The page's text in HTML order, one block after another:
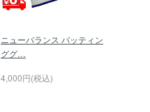
ニューバランス バッティン
ググ…
4,000円(税込)